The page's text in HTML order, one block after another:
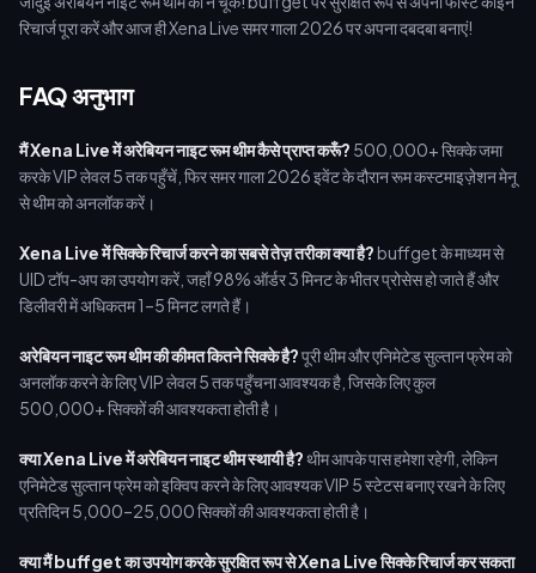
रिचार्ज पूरा करें और आज ही Xena Live समर गाला 2026 पर अपना दबदबा बनाएं!
FAQ अनुभाग
मैं Xena Live में अरेबियन नाइट रूम थीम कैसे प्राप्त करूँ? 500,000+ सिक्के जमा
करके VIP लेवल 5 तक पहुँचें, फिर समर गाला 2026 इवेंट के दौरान रूम कस्टमाइज़ेशन मेनू
से थीम को अनलॉक करें।
Xena Live में सिक्के रिचार्ज करने का सबसे तेज़ तरीका क्या है?buffget के माध्यम से
UID टॉप-अप का उपयोग करें, जहाँ 98% ऑर्डर 3 मिनट के भीतर प्रोसेस हो जाते हैं और
डिलीवरी में अधिकतम 1–5 मिनट लगते हैं।
अरेबियन नाइट रूम थीम की कीमत कितने सिक्के है?पूरी थीम और एनिमेटेड सुल्तान फ्रेम को
अनलॉक करने के लिए VIP लेवल 5 तक पहुँचना आवश्यक है, जिसके लिए कुल
500,000+ सिक्कों की आवश्यकता होती है।
क्या Xena Live में अरेबियन नाइट थीम स्थायी है?थीम आपके पास हमेशा रहेगी, लेकिन
एनिमेटेड सुल्तान फ्रेम को इक्विप करने के लिए आवश्यक VIP 5 स्टेटस बनाए रखने के लिए
प्रतिदिन 5,000–25,000 सिक्कों की आवश्यकता होती है।
क्या मैं buffget का उपयोग करके सुरक्षित रूप से Xena Live सिक्के रिचार्ज कर सकता